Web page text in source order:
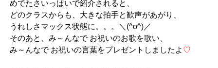
めでたさいっぱいで紹介されると、
どのクラスからも、大きな拍手と歓声があがり、
うれしさマックス状態に。。。＼(^o^)／
そのあと、み～んなで お祝いのお歌を歌い、
み～んなで お祝いの言葉をプレゼントしましたよ ♡